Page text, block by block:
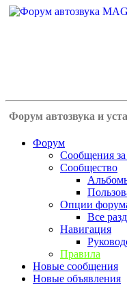
Форум автозвука и
Форум
Сообщения за
Сообщество
Опции
Все
Навигация
Правила
Новые сообщения
Новые объявления